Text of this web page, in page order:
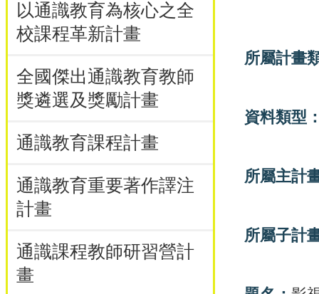
以通識教育為核心之全
校課程革新計畫
全國傑出通識教育教師
獎遴選及獎勵計畫
通識教育課程計畫
通識教育重要著作譯注
計畫
通識課程教師研習營計
畫
所屬計畫
資料類型：
所屬主計
所屬子計